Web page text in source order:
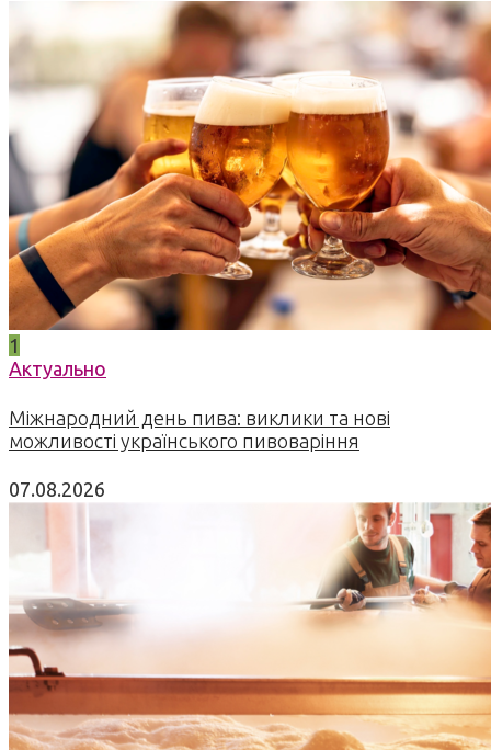
1
Актуально
Міжнародний день пива: виклики та нові
можливості українського пивоваріння
07.08.2026